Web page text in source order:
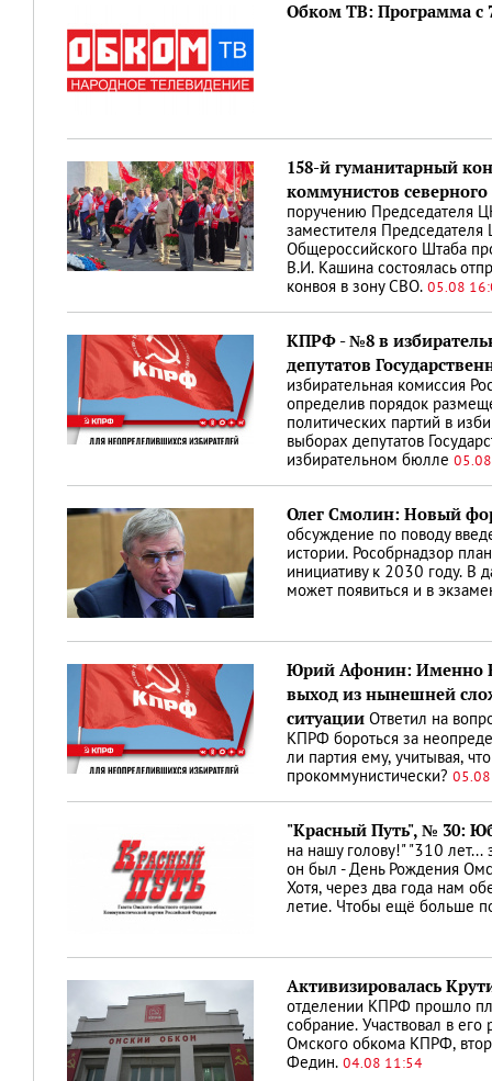
Обком ТВ: Программа с
158-й гуманитарный
коммунистов
поручению Председателя
заместителя
Общероссийского Штаба
В.И. Кашина состоялась
конвоя в зону СВО. 05.08
КПРФ - №8 в
депутатов
избирательная комиссия
определив порядок
политических партий в
выборах депутатов
избирательном бюлле
Олег Смолин: Новый
обсуждение по поводу
истории. Рособрнадзор
инициативу к 2030 году. В
может появиться и в
Юрий Афонин: Именно
выход из нынешней
ситуации Ответил на
КПРФ бороться за
ли партия ему, учитывая,
прокоммунистически?
"Красный Путь", № 30:
на нашу голову!" "310 лет...
он был - День Рождения
Хотя, через два года нам
летие. Чтобы ещё больше
Активизировалась
отделении КПРФ прошло
собрание. Участвовал в
Омского обкома КПРФ,
Федин. 04.08 11:54